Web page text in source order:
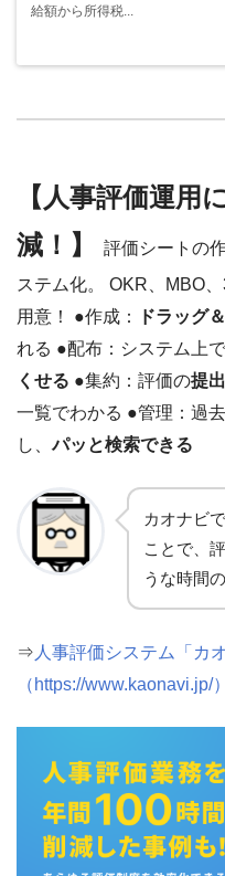
給額から所得税...
【人事評価運用
減！】
評価シートの
ステム化。 OKR、MBO
用意！ ●作成：
ドラッグ
れる ●配布：システム上で
くせる ●集約：評価の提
一覧でわかる ●管理：過
し、パッと検索できる
カオナビ
ことで、
うな時間
⇒人事評価システム「カ
（https://www.kaonavi.jp/）